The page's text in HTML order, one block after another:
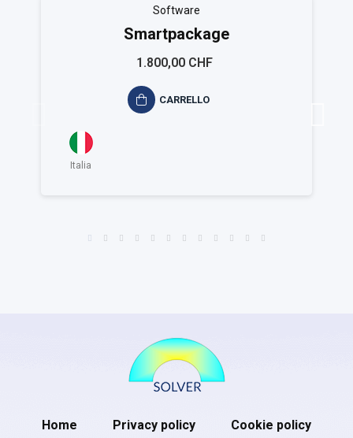
Software
Smartpackage
1.800,00 CHF
CARRELLO
Italia
Home Privacy policy
Cookie policy